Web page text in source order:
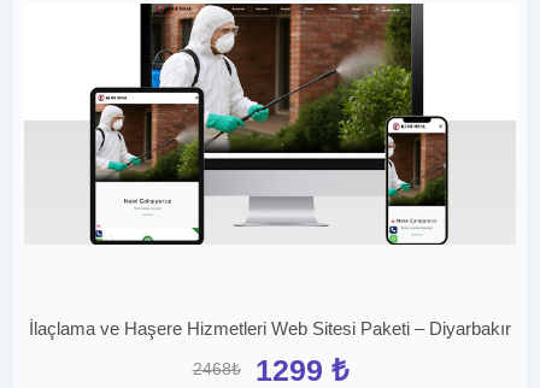
İlaçlama ve Haşere Hizmetleri Web Sitesi Paketi – Diyarbakır
2468₺ 1299 ₺